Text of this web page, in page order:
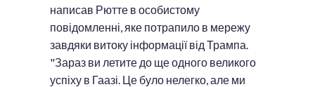
написав Рютте в особистому
повідомленні, яке потрапило в мережу
завдяки витоку інформації від Трампа.
"Зараз ви летите до ще одного великого
успіху в Гаазі. Це було нелегко, але ми